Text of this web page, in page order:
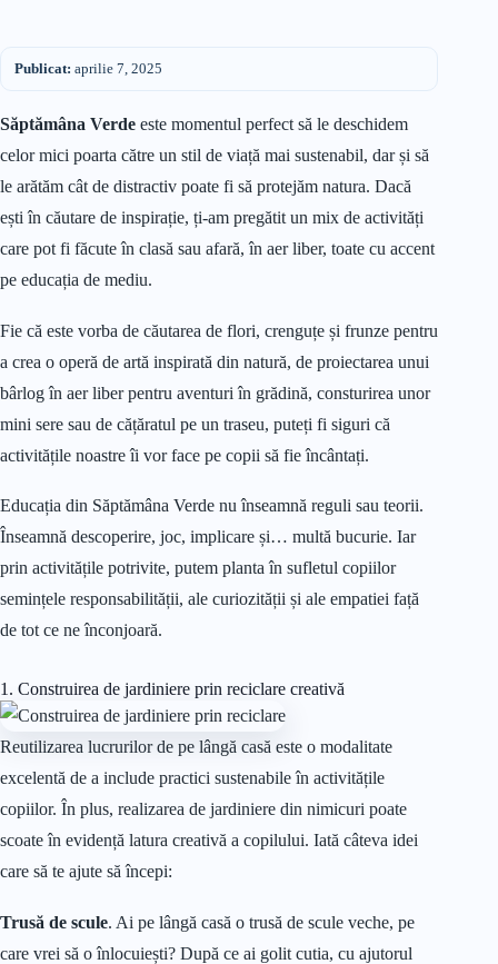
Publicat: aprilie 7, 2025
Săptămâna Verde este momentul perfect să le deschidem
celor mici poarta către un stil de viață mai sustenabil, dar și să
le arătăm cât de distractiv poate fi să protejăm natura. Dacă
ești în căutare de inspirație, ți-am pregătit un mix de activități
care pot fi făcute în clasă sau afară, în aer liber, toate cu accent
pe educația de mediu.
Fie că este vorba de căutarea de flori, crenguțe și frunze pentru
a crea o operă de artă inspirată din natură, de proiectarea unui
bârlog în aer liber pentru aventuri în grădină, consturirea unor
mini sere sau de cățăratul pe un traseu, puteți fi siguri că
activitățile noastre îi vor face pe copii să fie încântați.
Educația din Săptămâna Verde nu înseamnă reguli sau teorii.
Înseamnă descoperire, joc, implicare și… multă bucurie. Iar
prin activitățile potrivite, putem planta în sufletul copiilor
semințele responsabilității, ale curiozității și ale empatiei față
de tot ce ne înconjoară.
1. Construirea de jardiniere prin reciclare creativă
Reutilizarea lucrurilor de pe lângă casă este o modalitate
excelentă de a include practici sustenabile în activitățile
copiilor. În plus, realizarea de jardiniere din nimicuri poate
scoate în evidență latura creativă a copilului. Iată câteva idei
care să te ajute să începi:
Trusă de scule. Ai pe lângă casă o trusă de scule veche, pe
care vrei să o înlocuiești? După ce ai golit cutia, cu ajutorul